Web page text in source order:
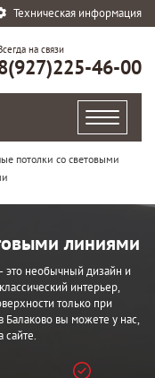
Техническая информация
на связи
46-00
потолки со световыми
линиями
это необычный дизайн и
интерьер,
только при
Балаково вы можете у нас,
сайте.